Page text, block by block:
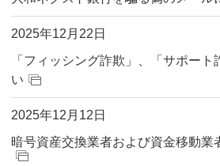
2025年12月22日
「フィッシング詐欺」、「サポート
い
2025年12月12日
暗号資産交換業者および資金移動業